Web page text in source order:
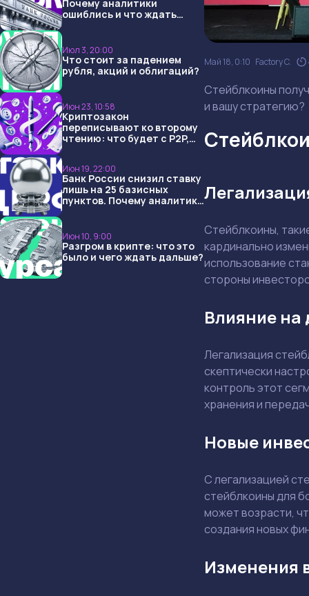
Почему аналитики
ошиблись и что ждать
Июл 3, 20:00
Что стоит за падением
рубля, акций и облигаций?
Июн 23, 10:58
Криптозакон
переписывают ко второму
чтению: что будет с P2P,
Июн 19, 22:00
Банк России снизил ставку
лишь на 25 базисных
пунктов. Почему аналитики
Июн 10, 9:00
Разгром в крипте: что это
было и чего ждать дальше?
Май 18, 0:10 Factory C.
Стейблкоины
и вашу стратегию?
Стейблкоины,
кардинально
использование
стороны
Влияние на
Легализация
скептически
контроль этот
хранения и
Новые
С легализацией
стейблкоины для
может возрасти,
создания новых
Изменения